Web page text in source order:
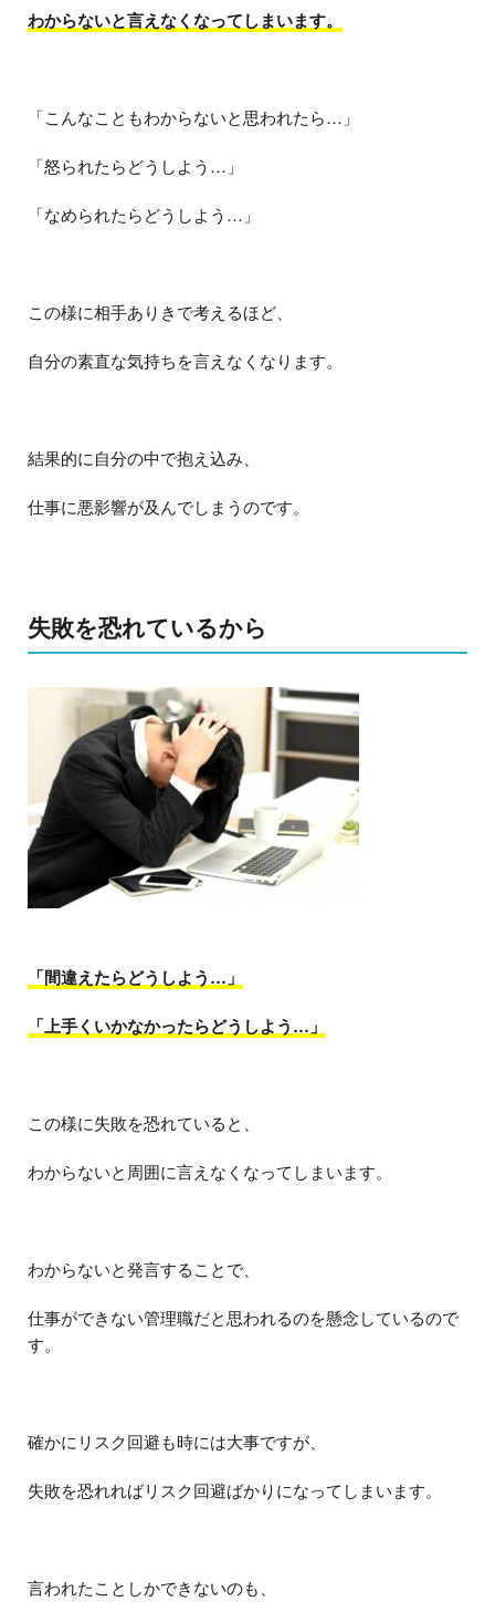
わからないと言えなくなってしまいます。
「こんなこともわからないと思われたら…」
「怒られたらどうしよう…」
「なめられたらどうしよう…」
この様に相手ありきで考えるほど、
自分の素直な気持ちを言えなくなります。
結果的に自分の中で抱え込み、
仕事に悪影響が及んでしまうのです。
失敗を恐れているから
「間違えたらどうしよう…」
「上手くいかなかったらどうしよう…」
この様に失敗を恐れていると、
わからないと周囲に言えなくなってしまいます。
わからないと発言することで、
仕事ができない管理職だと思われるのを懸念しているので
す。
確かにリスク回避も時には大事ですが、
失敗を恐れればリスク回避ばかりになってしまいます。
言われたことしかできないのも、